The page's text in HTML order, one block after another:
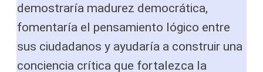
demostraría madurez democrática,
fomentaría el pensamiento lógico entre
sus ciudadanos y ayudaría a construir una
conciencia crítica que fortalezca la